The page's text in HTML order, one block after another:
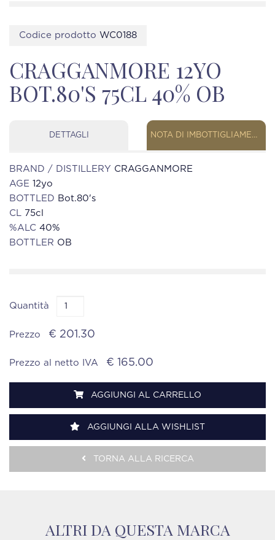
Codice prodotto WC0188
CRAGGANMORE 12YO
BOT.80'S 75CL 40% OB
DETTAGLI NOTA DI IMBOTTIGLIAMENTO
BRAND / DISTILLERY CRAGGANMORE
AGE 12yo
BOTTLED Bot.80's
CL 75cl
%ALC 40%
BOTTLER OB
Quantità
Prezzo € 201.30
Prezzo al netto IVA € 165.00
AGGIUNGI AL CARRELLO
AGGIUNGI ALLA WISHLIST
TORNA ALLA RICERCA
ALTRI DA QUESTA MARCA